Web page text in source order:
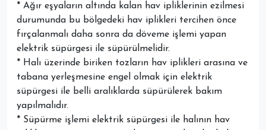
* Ağır eşyaların altında kalan hav ipliklerinin ezilmesi
durumunda bu bölgedeki hav iplikleri tercihen önce
fırçalanmalı daha sonra da döveme işlemi yapan
elektrik süpürgesi ile süpürülmelidir.
* Halı üzerinde biriken tozların hav iplikleri arasına ve
tabana yerleşmesine engel olmak için elektrik
süpürgesi ile belli aralıklarda süpürülerek bakım
yapılmalıdır.
* Süpürme işlemi elektrik süpürgesi ile halının hav